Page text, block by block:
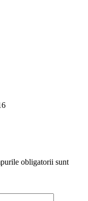
obligatorii sunt